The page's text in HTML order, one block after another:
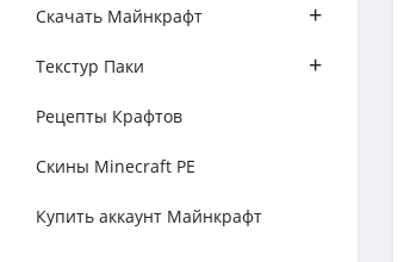
Скачать Майнкрафт +
Текстур Паки +
Рецепты Крафтов
Скины Minecraft PE
Купить аккаунт Майнкрафт